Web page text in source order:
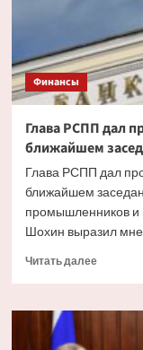
Финансы
Глава РСПП дал
ближайшем
Глава РСПП дал
ближайшем
промышленников
Шохин выразил
Читать далее
Глава